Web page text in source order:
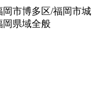
市博多区/福岡市城
岡県域全般